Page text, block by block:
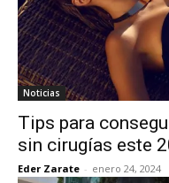
Noticias
Tips para
sin cirugías este
Eder Zarate - enero 24, 2024